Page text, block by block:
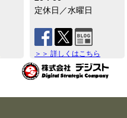
定休日／水曜日
＞＞ 詳しくはこちら